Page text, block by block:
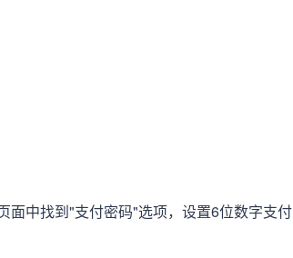
面中找到"支付密码"选项，设置6位数字支付